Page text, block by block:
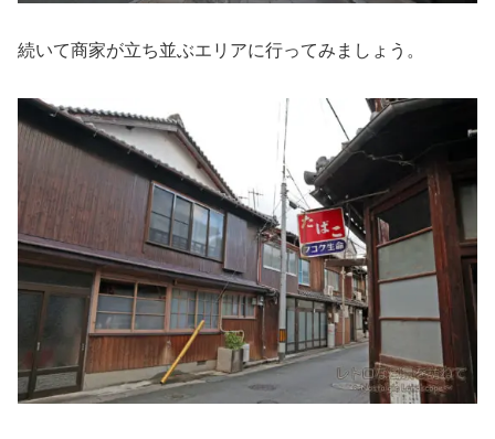
続いて商家が立ち並ぶエリアに行ってみましょう。